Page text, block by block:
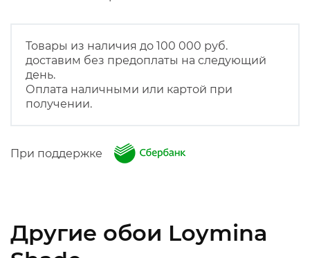
Товары из наличия до 100 000 руб.
доставим без предоплаты на следующий
день.
Оплата наличными или картой при
получении.
При поддержке
Другие обои Loymina